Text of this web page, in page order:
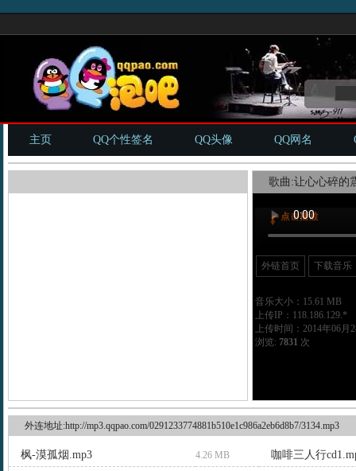
主页 QQ个性签名 QQ头像 QQ网名
歌曲:让心心碎的
外链首页 下载音乐
音乐大小：15.61 MB
上传IP：118.186.129.*
上传时间：2014年06月
浏览: 7831 次
外连地址:http://mp3.qqpao.com/0291233774881b510e1c986a2eb6d8b7/3134.mp3
枫-漠孤烟.mp3 4.26 MB
咖啡三人行